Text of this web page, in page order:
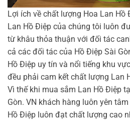
Lợi ích về chất lượng Hoa Lan Hồ
Lan Hồ Điệp của chúng tôi luôn
từ khâu thỏa thuận với đối tác
cả các đối tác của Hồ Điệp Sài
Hồ Điệp uy tín và nổi tiếng khu
đều phải cam kết chất lượng Lan
Vì thế khi mua sắm Lan Hồ Điệp
Gòn. VN khách hàng luôn yên
Hồ Điệp luôn đạt chất lượng cao